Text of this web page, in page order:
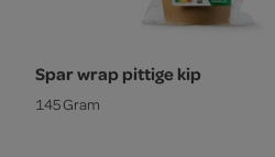
Spar wrap pittige kip
145 Gram